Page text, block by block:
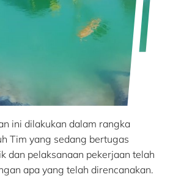
ini dilakukan dalam rangka
Tim yang sedang bertugas
dan pelaksanaan pekerjaan telah
apa yang telah direncanakan.